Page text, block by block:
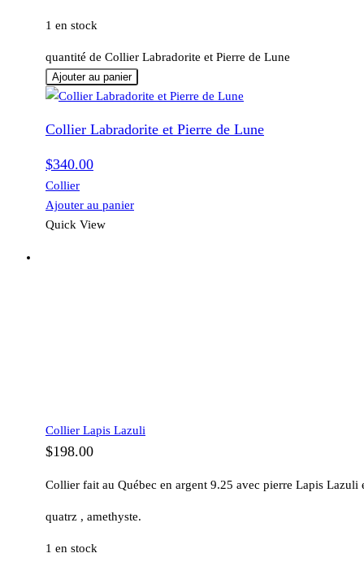
1 en stock
quantité de Collier Labradorite et Pierre de Lune
Ajouter au panier
Collier Labradorite et Pierre de Lune
$340.00
Collier
Ajouter au panier
Quick View
Collier Lapis Lazuli
$198.00
Collier fait au Québec en argent 9.25 avec pierre Lapis Lazuli
quatrz , amethyste.
1 en stock